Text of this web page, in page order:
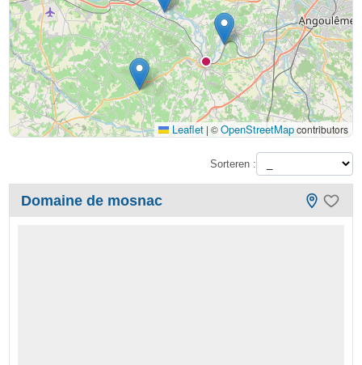
Leaflet | ©OpenStreetMapcontributors
Sorteren :
Domaine de mosnac